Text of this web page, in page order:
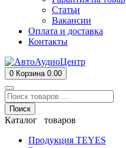
Статьи
Вакансии
Оплата и доставка
Контакты
0 Корзина 0.00
Поиск
Каталог товаров
Продукция TEYES